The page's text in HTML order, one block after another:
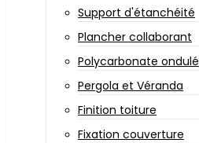
Support d'étanchéité
Plancher collaborant
Polycarbonate ondulé
Pergola et Véranda
Finition toiture
Fixation couverture